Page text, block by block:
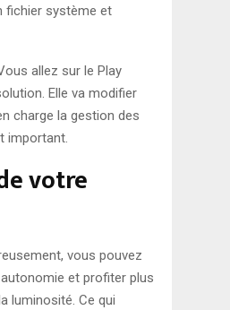
fichier système et
Vous allez sur le Play
Elle va modifier
charge la gestion des
important.
votre
vous pouvez
et profiter plus
luminosité. Ce qui